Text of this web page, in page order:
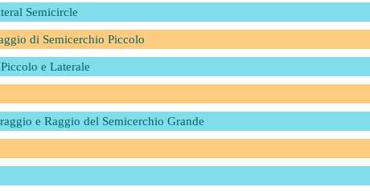
Semicircle
di Semicerchio Piccolo
e Laterale
e Raggio del Semicerchio Grande